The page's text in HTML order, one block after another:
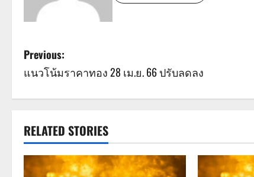
P
o
s
t
n
Previous:
แนวโน้มราคาทอง 28 เม.ย. 66 ปรับลดลง
RELATED STORIES